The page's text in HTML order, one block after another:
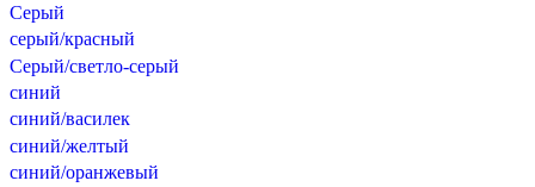
Серый
серый/красный
Серый/светло-серый
синий
синий/василек
синий/желтый
синий/оранжевый